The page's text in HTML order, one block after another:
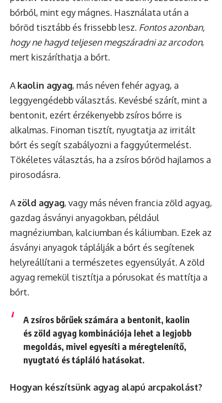
bőrből, mint egy mágnes. Használata után a
bőröd tisztább és frissebb lesz. Fontos azonban,
hogy ne hagyd teljesen megszáradni az arcodon,
mert kiszáríthatja a bőrt.
A kaolin agyag, más néven fehér agyag, a
leggyengédebb választás. Kevésbé szárít, mint a
bentonit, ezért érzékenyebb zsíros bőrre is
alkalmas. Finoman tisztít, nyugtatja az irritált
bőrt és segít szabályozni a faggyútermelést.
Tökéletes választás, ha a zsíros bőröd hajlamos a
pirosodásra.
A zöld agyag, vagy más néven francia zöld agyag,
gazdag ásványi anyagokban, például
magnéziumban, kalciumban és káliumban. Ezek az
ásványi anyagok táplálják a bőrt és segítenek
helyreállítani a természetes egyensúlyát. A zöld
agyag remekül tisztítja a pórusokat és mattítja a
bőrt.
A zsíros bőrűek számára a bentonit, kaolin
és zöld agyag kombinációja lehet a legjobb
megoldás, mivel egyesíti a méregtelenítő,
nyugtató és tápláló hatásokat.
Hogyan készítsünk agyag alapú arcpakolást?